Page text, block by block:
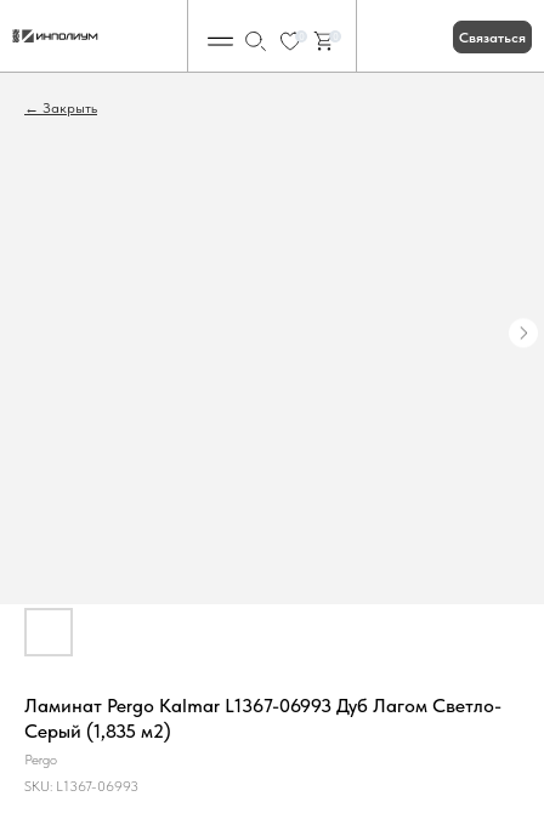
Связаться
Закрыть
Ламинат Pergo Kalmar L1367-06993 Дуб Лагом Светло-
Серый (1,835 м2)
Pergo
SKU: L1367-06993